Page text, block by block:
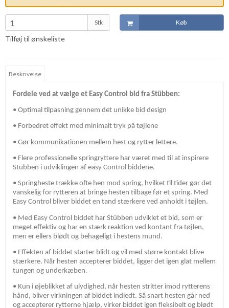
Stk Køb
Tilføj til ønskeliste
Beskrivelse
Fordele ved at vælge et Easy Control bid fra Stübben:
• Optimal tilpasning gennem det unikke bid design
• Forbedret effekt med minimalt tryk på tøjlene
• Gør kommunikationen mellem hest og rytter lettere.
• Flere professionelle springryttere har været med til at inspirere
Stübben i udviklingen af easy Control biddene.
• Springheste trække ofte hen mod spring, hvilket til tider gør det
vanskelig for rytteren at bringe hesten tilbage før et spring. Med
Easy Control bliver biddet en tand stærkere ved anholdt i tøjlen.
• Med Easy Control biddet har Stübben udviklet et bid, som er
meget effektiv og har en stærk reaktion ved kontant fra tøjlen,
men er ellers blødt og behageligt i hestens mund.
• Effekten af ​​biddet starter blidt og vil med større kontakt blive
stærkere. Når hesten accepterer biddet, ligger det igen glat mellem
tungen og underkæben.
• Kun i øjeblikket af ulydighed, når hesten stritter imod rytterens
hånd, bliver virkningen af ​​biddet indledt. Så snart hesten går ned
og accepterer rytterne hjælp, virker biddet igen fleksibelt og blødt